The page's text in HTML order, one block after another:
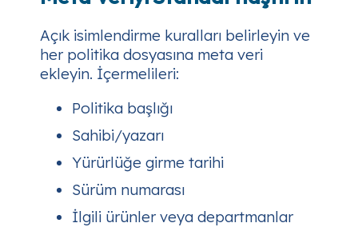
Açık isimlendirme kuralları belirleyin ve
her politika dosyasına meta veri
ekleyin. İçermelileri:
Politika başlığı
Sahibi/yazarı
Yürürlüğe girme tarihi
Sürüm numarası
İlgili ürünler veya departmanlar